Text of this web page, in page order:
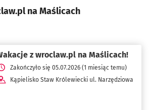
na Maślicach
z wroclaw.pl na Maślicach!
Zakończyło się 05.07.2026 (1 miesiąc temu)
Kąpielisko Staw Królewiecki ul. Narzędziowa